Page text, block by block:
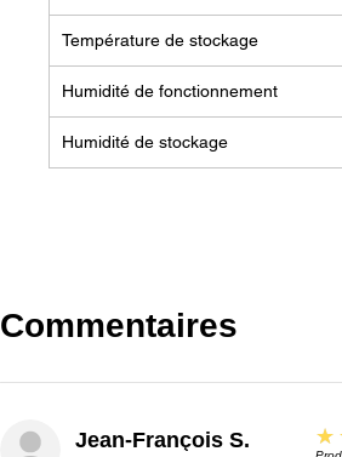
Température de stockage
Humidité de fonctionnement
Humidité de stockage
Commentaires
Jean-François S. 5